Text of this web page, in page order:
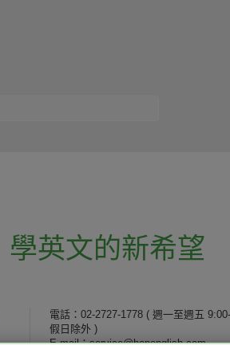
學英文的新希望
電話：02-2727-1778 ( 週一至週五
假日除外 )
E-mail：service@hopenglish.com